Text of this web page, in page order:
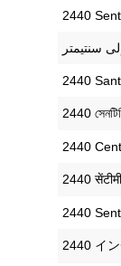
‎2440
‎2440
‎2440
‎2440
‎2440
‎2440
‎2440 イ